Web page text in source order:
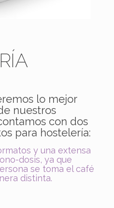
lo mejor
nuestros
con dos
para hostelería:
y una extensa
dosis, ya que
se toma el café
distinta.